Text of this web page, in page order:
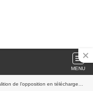
MENU
qui permettront à l’opposition de l’emporter en 2025. par Luc Banemeck